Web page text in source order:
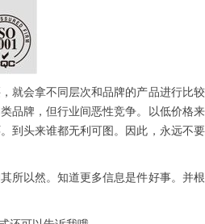
会拿不同层次和品牌的产品进行比
品牌，但行业间恶性竞争。以低价格
到头来谁都无利可图。因此，永远不
以然。知道更多信息是件好事。并